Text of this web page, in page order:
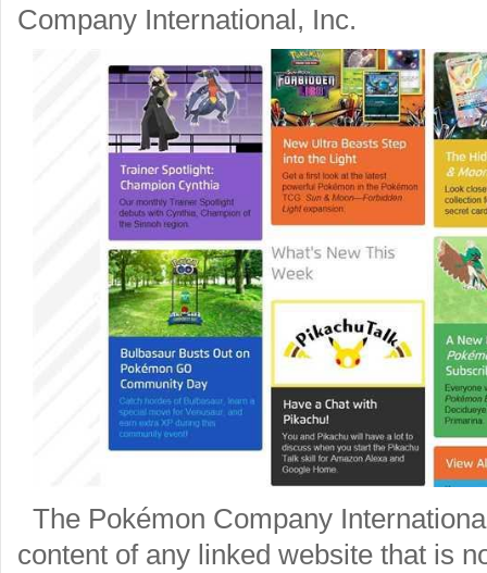
Company International, Inc.
The Pokémon Company
content of any linked website that is